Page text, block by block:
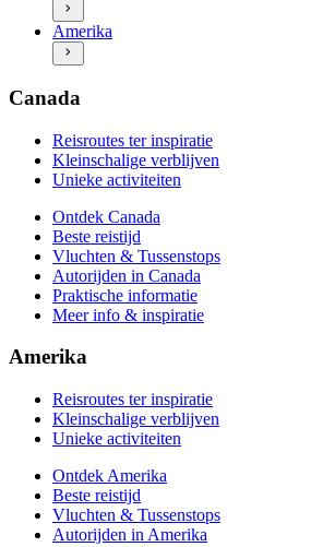
Praktische informatie
Meer info & inspiratie
Ontdek Amerika
Beste reistijd
Vluchten & Tussenstops
Praktische informatie
Amerika
Canada
Reisroutes ter inspiratie
Kleinschalige verblijven
Unieke activiteiten
Ontdek Canada
Beste reistijd
Vluchten & Tussenstops
Autorijden in Canada
Praktische informatie
Meer info & inspiratie
Amerika
Reisroutes ter inspiratie
Kleinschalige verblijven
Unieke activiteiten
Ontdek Amerika
Beste reistijd
Vluchten & Tussenstops
Autorijden in Amerika